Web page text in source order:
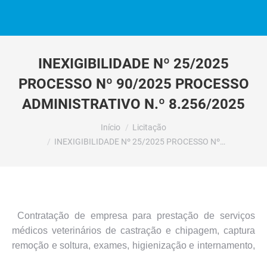
INEXIGIBILIDADE Nº 25/2025
PROCESSO Nº 90/2025 PROCESSO
ADMINISTRATIVO N.º 8.256/2025
Início
Licitação
INEXIGIBILIDADE Nº 25/2025 PROCESSO Nº…
Contratação de empresa para prestação de serviços
médicos veterinários de castração e chipagem, captura
remoção e soltura, exames, higienização e internamento,